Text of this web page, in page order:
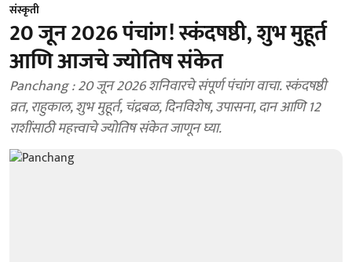
संस्कृती
20 जून 2026 पंचांग! स्कंदषष्ठी, शुभ मुहूर्त
आणि आजचे ज्योतिष संकेत
Panchang : 20 जून 2026 शनिवारचे संपूर्ण पंचांग वाचा. स्कंदषष्ठी
व्रत, राहुकाल, शुभ मुहूर्त, चंद्रबळ, दिनविशेष, उपासना, दान आणि 12
राशींसाठी महत्त्वाचे ज्योतिष संकेत जाणून घ्या.